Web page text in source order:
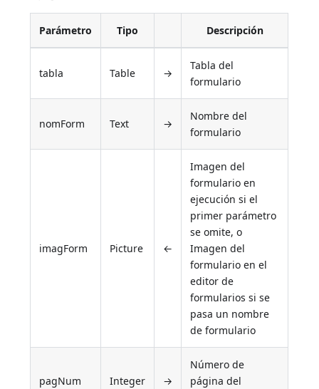
Parámetro Tipo Descripción
tabla Table →
Tabla del
formulario
nomForm Text →
Nombre del
formulario
imagForm Picture ←
Imagen del
formulario en
ejecución si el
primer parámetro
se omite, o
Imagen del
formulario en el
editor de
formularios si se
pasa un nombre
de formulario
pagNum Integer →
Número de
página del